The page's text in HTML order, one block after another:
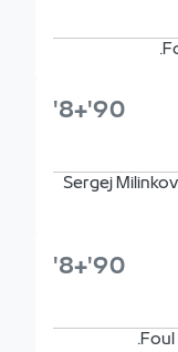
90'+8'
Sergej
90'+8'
Foul